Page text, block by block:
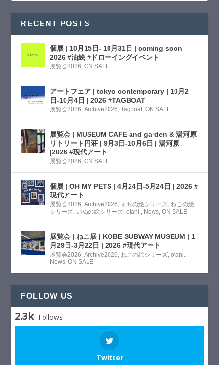
RECENT POSTS
個展 | 10月15日- 10月31日 | coming soon
2026 #油絵 #ドローイングイベント
展覧会2026,ON SALE
アートフェア | tokyo contemporary | 10月2
日-10月4日 | 2026 #TAGBOAT
展覧会2026,Archive2026,Tagboat,ON SALE
展覧会 | MUSEUM CAFE and garden & 湯河原
リトリート円荘 | 9月3日-10月6日 | 湯河原
|2026 #現代アート
展覧会2026,ON SALE
個展 | OH MY PETS | 4月24日-5月24日 | 2026 #
現代アート
展覧会2026,Archive2026, まちの絵シリーズ,ねこの絵
シリーズ, いぬの絵シリーズ,otani., News,ON SALE
展覧会 | ねこ展 | KOBE SUBWAY MUSEUM | 1
月29日-3月22日 | 2026 #現代アート
展覧会2026,Archive2026,ねこの絵シリーズ,otani.,
News,ON SALE
FOLLOW US
2.3k Follows
Twitter